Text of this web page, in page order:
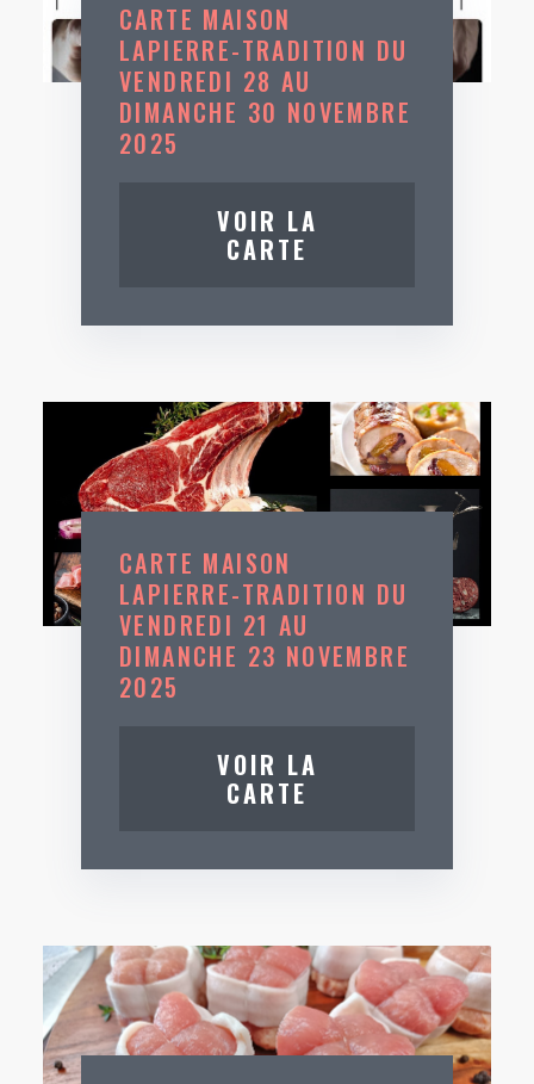
CARTE MAISON
LAPIERRE-TRADITION DU
VENDREDI 28 AU
DIMANCHE 30 NOVEMBRE
2025
VOIR LA
CARTE
CARTE MAISON
LAPIERRE-TRADITION DU
VENDREDI 21 AU
DIMANCHE 23 NOVEMBRE
2025
VOIR LA
CARTE